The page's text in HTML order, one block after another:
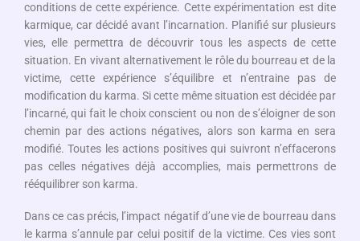
conditions de cette expérience. Cette expérimentation est dite
karmique, car décidé avant l’incarnation. Planifié sur plusieurs
vies, elle permettra de découvrir tous les aspects de cette
situation. En vivant alternativement le rôle du bourreau et de la
victime, cette expérience s’équilibre et n’entraine pas de
modification du karma. Si cette même situation est décidée par
l’incarné, qui fait le choix conscient ou non de s’éloigner de son
chemin par des actions négatives, alors son karma en sera
modifié. Toutes les actions positives qui suivront n’effacerons
pas celles négatives déjà accomplies, mais permettrons de
rééquilibrer son karma.
Dans ce cas précis, l’impact négatif d’une vie de bourreau dans
le karma s’annule par celui positif de la victime. Ces vies sont